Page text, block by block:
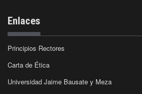
Enlaces
Principios Rectores
Carta de Ética
Universidad Jaime Bausate y Meza